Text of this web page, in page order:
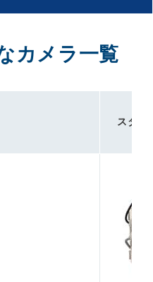
カメラ一覧
スタン